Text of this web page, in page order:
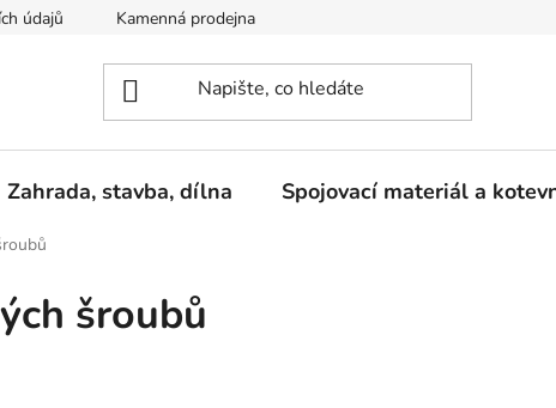
údajů Kamenná prodejna
Zahrada, stavba, dílna Spojovací materiál a
šroubů